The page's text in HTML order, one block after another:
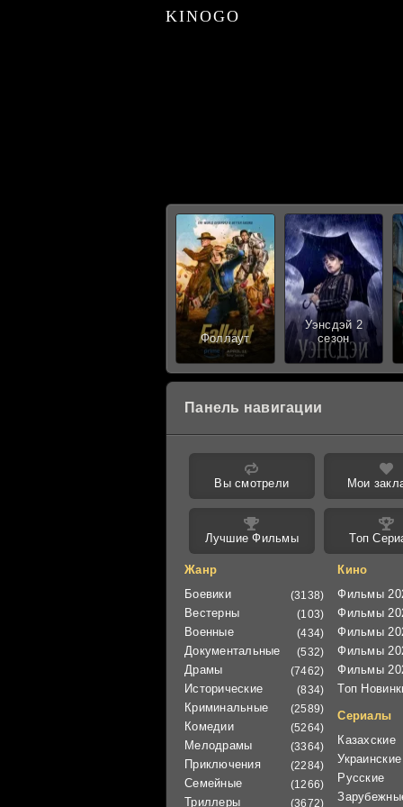
KINOGO
Фоллаут
Уэнсдэй 2
сезон
Панель навигации
Вы смотрели Мои
Лучшие Фильмы Топ
Жанр
Боевики
(3138)
Вестерны (103)
Военные (434)
Документальные (532)
Драмы (7462)
Исторические (834)
Криминальные (2589)
Комедии (5264)
Мелодрамы (3364)
Приключения (2284)
Семейные (1266)
Триллеры (3672)
Кино
Фильмы
Фильмы
Фильмы
Фильмы
Фильмы
Топ
Сериалы
Казахские
Украинские
Русские